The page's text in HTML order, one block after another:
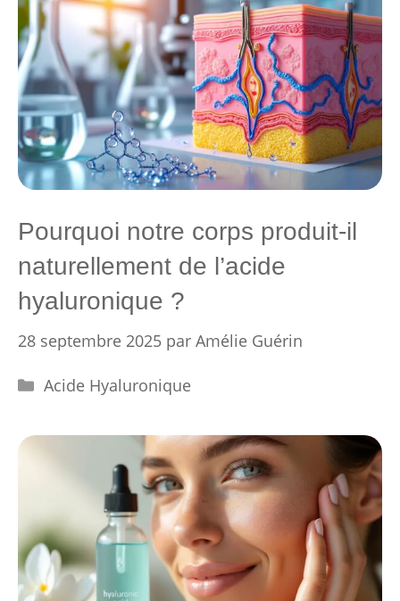
Pourquoi notre corps produit-il
naturellement de l’acide
hyaluronique ?
28 septembre 2025 par Amélie Guérin
Catégories
Acide Hyaluronique